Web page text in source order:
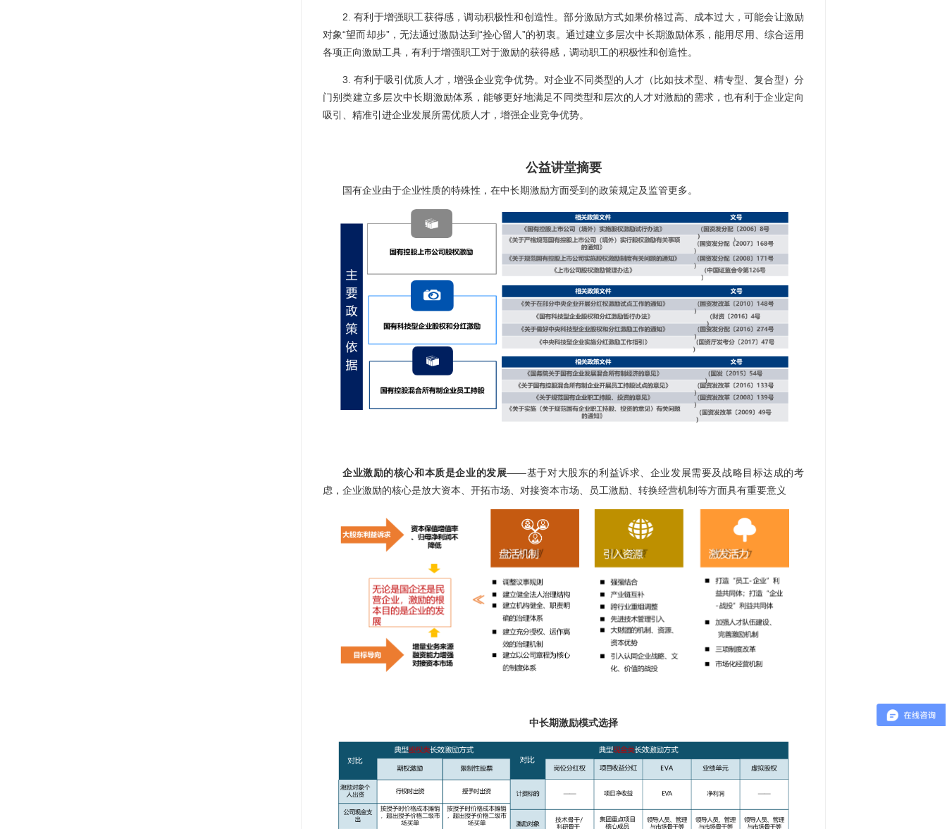
2. 有利于增强职工获得感，调动积极性和创造性。部分激励方式如果价格过高、成本过大，可能会让激励
对象“望而却步”，无法通过激励达到“拴心留人”的初衷。通过建立多层次中长期激励体系，能用尽用、综合运用
各项正向激励工具，有利于增强职工对于激励的获得感，调动职工的积极性和创造性。
3. 有利于吸引优质人才，增强企业竞争优势。对企业不同类型的人才（比如技术型、精专型、复合型）分
门别类建立多层次中长期激励体系，能够更好地满足不同类型和层次的人才对激励的需求，也有利于企业定向
吸引、精准引进企业发展所需优质人才，增强企业竞争优势。
公益讲堂摘要
国有企业由于企业性质的特殊性，在中长期激励方面受到的政策规定及监管更多。
企业激励的核心和本质是企业的发展——基于对大股东的利益诉求、企业发展需要及战略目标达成的考
虑，企业激励的核心是放大资本、开拓市场、对接资本市场、员工激励、转换经营机制等方面具有重要意义
中长期激励模式选择